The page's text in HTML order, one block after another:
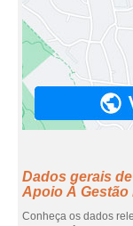
Dados gerais
Apoio À Gestão
Conheça os dados